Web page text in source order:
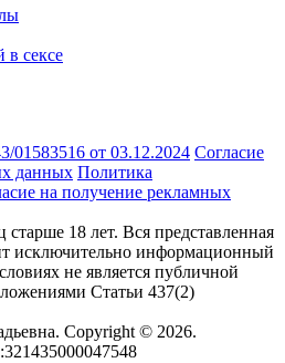
в сексе
от 03.12.2024 Согласие
данных Политика
на получение рекламных
старше 18 лет. Вся представленная
исключительно информационный
не является публичной
Статьи 437(2)
Copyright © 2026.